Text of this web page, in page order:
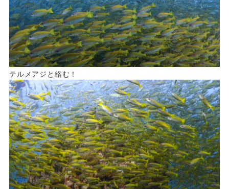
テルメアジと絡む！